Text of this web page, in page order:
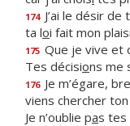
174 J’ai le désir de
ta loi fait mon
175 Que je vive et
Tes décisions me
176 Je m’égare,
viens chercher
Je n’oublie pas tes